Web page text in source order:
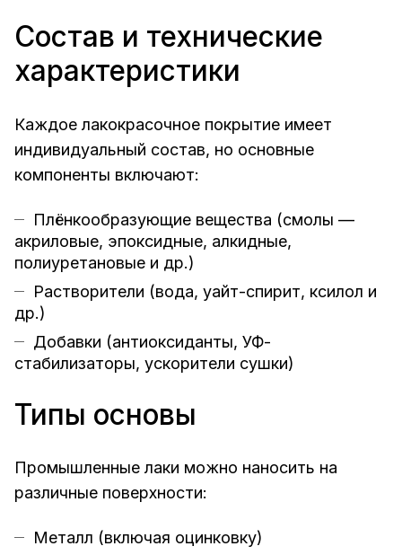
Состав и технические
характеристики
Каждое лакокрасочное покрытие имеет
индивидуальный состав, но основные
компоненты включают:
Плёнкообразующие вещества (смолы —
акриловые, эпоксидные, алкидные,
полиуретановые и др.)
Растворители (вода, уайт-спирит, ксилол и
др.)
Добавки (антиоксиданты, УФ-
стабилизаторы, ускорители сушки)
Типы основы
Промышленные лаки можно наносить на
различные поверхности:
Металл (включая оцинковку)